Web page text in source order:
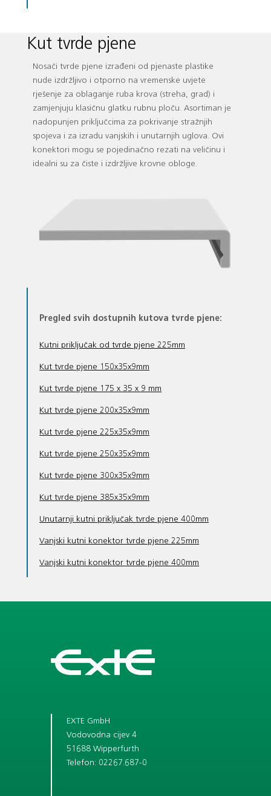
Kut tvrde pjene
Nosači tvrde pjene izrađeni od pjenaste plastike
nude izdržljivo i otporno na vremenske uvjete
rješenje za oblaganje ruba krova (streha, grad) i
zamjenjuju klasičnu glatku rubnu ploču. Asortiman je
nadopunjen priključcima za pokrivanje stražnjih
spojeva i za izradu vanjskih i unutarnjih uglova. Ovi
konektori mogu se pojedinačno rezati na veličinu i
idealni su za čiste i izdržljive krovne obloge.
Pregled svih dostupnih kutova tvrde pjene:
Kutni priključak od tvrde pjene 225mm
Kut tvrde pjene 150x35x9mm
Kut tvrde pjene 175 x 35 x 9 mm
Kut tvrde pjene 200x35x9mm
Kut tvrde pjene 225x35x9mm
Kut tvrde pjene 250x35x9mm
Kut tvrde pjene 300x35x9mm
Kut tvrde pjene 385x35x9mm
Unutarnji kutni priključak tvrde pjene 400mm
Vanjski kutni konektor tvrde pjene 225mm
Vanjski kutni konektor tvrde pjene 400mm
EXTE GmbH
Vodovodna cijev 4
51688 Wipperfurth
Telefon: 02267.687-0